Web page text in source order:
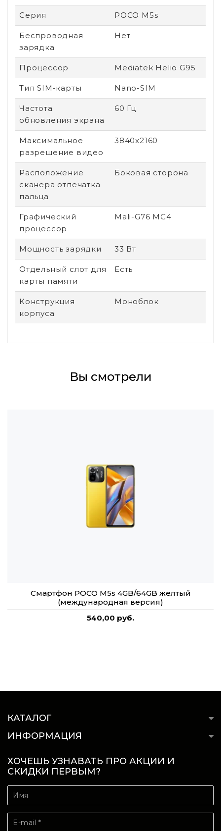
Серия POCO M5s
Беспроводная
зарядка
Нет
Процессор Mediatek Helio G95
Тип SIM-карты Nano-SIM
Частота
обновления экрана
60 Гц
Максимальное
разрешение видео
3840x2160
Расположение
сканера отпечатка
пальца
Боковая сторона
Графический
процессор
Mali-G76 MC4
Мощность зарядки 33 Вт
Отдельный слот для
карты памяти
Есть
Конструкция
корпуса
Моноблок
Вы смотрели
Смартфон POCO M5s 4GB/64GB желтый
(международная версия)
540,00 руб.
КАТАЛОГ
ИНФОРМАЦИЯ
ХОЧЕШЬ УЗНАВАТЬ ПРО АКЦИИ И
СКИДКИ ПЕРВЫМ?